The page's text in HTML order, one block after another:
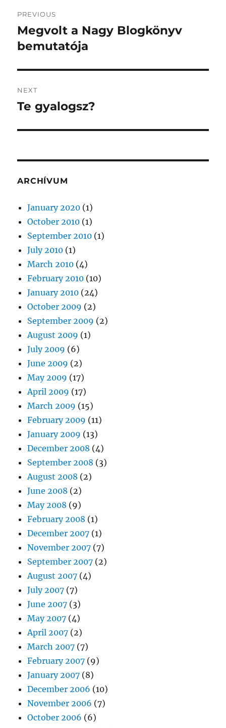
navigation
PREVIOUS
Previous
post:
Megvolt a Nagy Blogkönyv
bemutatója
NEXT
Next
Te gyalogsz?
ARCHÍVUM
January 2020 (1)
October 2010 (1)
September 2010 (1)
July 2010 (1)
March 2010 (4)
February 2010 (10)
January 2010 (24)
October 2009 (2)
September 2009 (2)
August 2009 (1)
July 2009 (6)
June 2009 (2)
May 2009 (17)
April 2009 (17)
March 2009 (15)
February 2009 (11)
January 2009 (13)
December 2008 (4)
September 2008 (3)
August 2008 (2)
June 2008 (2)
May 2008 (9)
February 2008 (1)
December 2007 (1)
November 2007 (7)
September 2007 (2)
August 2007 (4)
July 2007 (7)
June 2007 (3)
May 2007 (4)
April 2007 (2)
March 2007 (7)
February 2007 (9)
January 2007 (8)
December 2006 (10)
November 2006 (7)
October 2006 (6)